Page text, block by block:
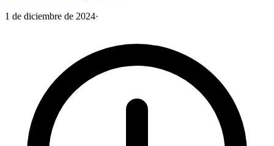
1 de diciembre de 2024·